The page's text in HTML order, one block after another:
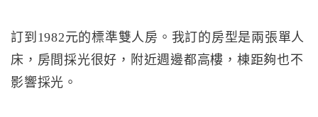
訂到1982元的標準雙人房。我訂的房型是兩張單人
床，房間採光很好，附近週邊都高樓，棟距夠也不
影響採光。